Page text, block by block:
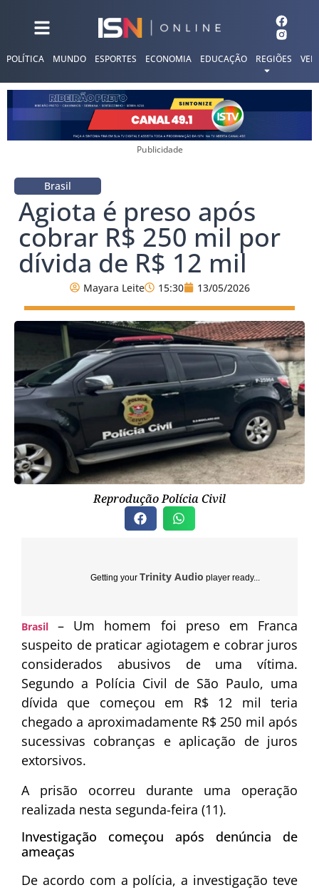
POLÍTICA MUNDO ESPORTES ECONOMIA EDUCAÇÃO REGIÕES
Publicidade
Brasil
Agiota é preso após
cobrar R$ 250 mil por
dívida de R$ 12 mil
Mayara Leite 15:30 13/05/2026
Reprodução Polícia Civil
Getting your Trinity Audio player ready...
Brasil – Um homem foi preso em Franca
suspeito de praticar agiotagem e cobrar juros
considerados abusivos de uma vítima.
Segundo a Polícia Civil de São Paulo, uma
dívida que começou em R$ 12 mil teria
chegado a aproximadamente R$ 250 mil após
sucessivas cobranças e aplicação de juros
extorsivos.
A prisão ocorreu durante uma operação
realizada nesta segunda-feira (11).
Investigação começou após denúncia de
ameaças
De acordo com a polícia, a investigação teve